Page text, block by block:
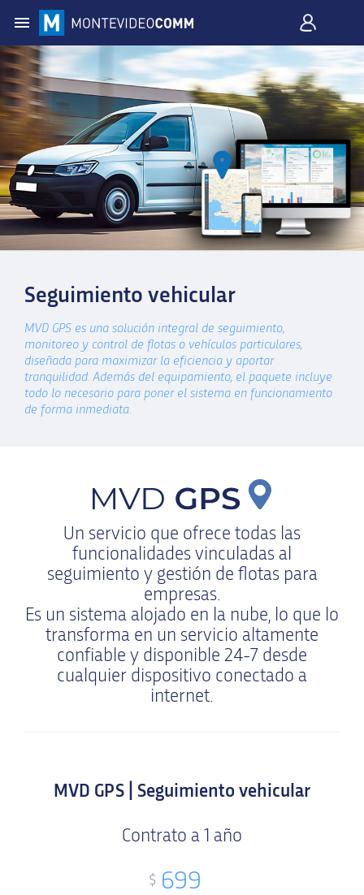
Seguimiento vehicular
MVD GPS es una solución integral de seguimiento,
monitoreo y control de flotas o vehículos particulares,
diseñada para maximizar la eficiencia y aportar
tranquilidad. Además del equipamiento, el paquete incluye
todo lo necesario para poner el sistema en funcionamiento
de forma inmediata.
Un servicio que ofrece todas las
funcionalidades vinculadas al
seguimiento y gestión de flotas para
empresas.
Es un sistema alojado en la nube, lo que lo
transforma en un servicio altamente
confiable y disponible 24-7 desde
cualquier dispositivo conectado a
internet.
MVD GPS | Seguimiento vehicular
Contrato a 1 año
$ 699